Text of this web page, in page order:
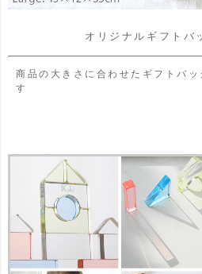
オリジナルギフトバ
商品の大きさに合わせたギフトバ
す